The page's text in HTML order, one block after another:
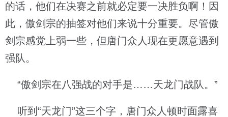
的话，他们在决赛之前就必定要一决胜负啊！因
此，傲剑宗的抽签对他们来说十分重要。尽管傲
剑宗感觉上弱一些，但唐门众人现在更愿意遇到
强队。
“傲剑宗在八强战的对手是……天龙门战队。”
听到“天龙门”这三个字，唐门众人顿时面露喜